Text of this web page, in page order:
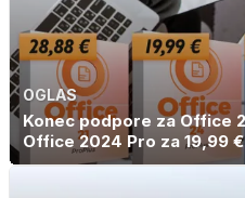
OGLAS
Konec podpore za Office
Office 2024 Pro za 19,99 €